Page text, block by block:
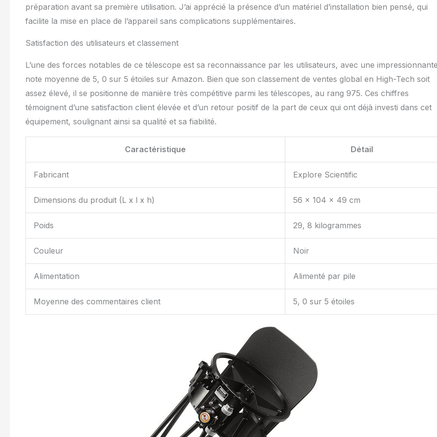
préparation avant sa première utilisation. J’ai apprécié la présence d’un matériel d’installation bien pensé, qui
facilite la mise en place de l’appareil sans complications supplémentaires.
Satisfaction des utilisateurs et classement
L’une des forces notables de ce télescope est sa reconnaissance par les utilisateurs, avec une impressionnante
note moyenne de 5, 0 sur 5 étoiles sur Amazon. Bien que son classement de ventes global en High-Tech soit
assez élevé, il se positionne de manière très compétitive parmi les télescopes, au rang 975. Ces chiffres
témoignent d’une satisfaction client élevée et d’un retour positif de la part de ceux qui ont déjà investi dans cet
équipement, soulignant ainsi sa qualité et sa fiabilité.
Caractéristique Détail
Fabricant Explore Scientific
Dimensions du produit (L x l x h) 56 x 104 x 49 cm
Poids 29, 8 kilogrammes
Couleur Noir
Alimentation Alimenté par pile
Moyenne des commentaires client 5, 0 sur 5 étoiles